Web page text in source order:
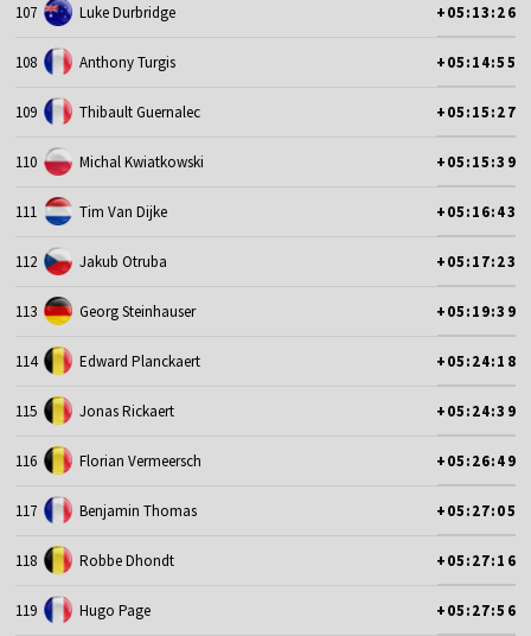
107 Luke Durbridge +05:13:26
108 Anthony Turgis +05:14:55
109 Thibault Guernalec +05:15:27
110 Michal Kwiatkowski +05:15:39
111 Tim Van Dijke +05:16:43
112 Jakub Otruba +05:17:23
113 Georg Steinhauser +05:19:39
114 Edward Planckaert +05:24:18
115 Jonas Rickaert +05:24:39
116 Florian Vermeersch +05:26:49
117 Benjamin Thomas +05:27:05
118 Robbe Dhondt +05:27:16
119 Hugo Page +05:27:56